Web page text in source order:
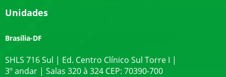
Unidades
Brasília-DF
SHLS 716 Sul | Ed. Centro Clínico Sul Torre I |
3º andar | Salas 320 à 324 CEP: 70390-700